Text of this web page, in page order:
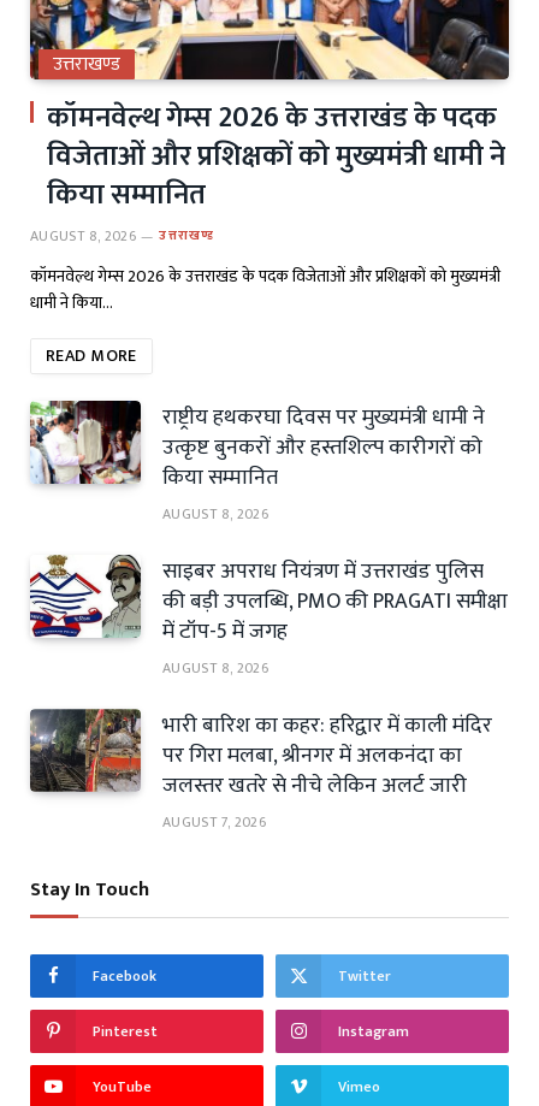
उत्तराखण्ड
कॉमनवेल्थ गेम्स 2026 के उत्तराखंड के पदक
विजेताओं और प्रशिक्षकों को मुख्यमंत्री धामी ने
किया सम्मानित
AUGUST 8, 2026 उत्तराखण्ड
कॉमनवेल्थ गेम्स 2026 के उत्तराखंड के पदक विजेताओं और प्रशिक्षकों को मुख्यमंत्री
धामी ने किया…
READ MORE
राष्ट्रीय हथकरघा दिवस पर मुख्यमंत्री धामी ने
उत्कृष्ट बुनकरों और हस्तशिल्प कारीगरों को
किया सम्मानित
AUGUST 8, 2026
साइबर अपराध नियंत्रण में उत्तराखंड पुलिस
की बड़ी उपलब्धि, PMO की PRAGATI समीक्षा
में टॉप-5 में जगह
AUGUST 8, 2026
भारी बारिश का कहर: हरिद्वार में काली मंदिर
पर गिरा मलबा, श्रीनगर में अलकनंदा का
जलस्तर खतरे से नीचे लेकिन अलर्ट जारी
AUGUST 7, 2026
Stay In Touch
Facebook Twitter
Pinterest Instagram
YouTube Vimeo